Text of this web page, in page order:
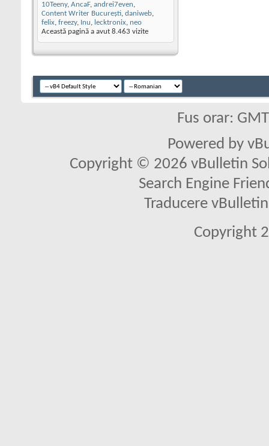
10Teeny, AncaF, andrei7even,
Content Writer Bucureşti, daniweb,
felix, freezy, Inu, lecktronix, neo
Această pagină a avut 8.463 vizite
Fus orar:
Powered by
Copyright © 2026 vBulletin
Search Engine
Traducere
Copyright